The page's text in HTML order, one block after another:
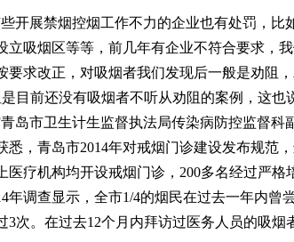
展禁烟控烟工作不力的企业也有处罚，比
立吸烟区等等，前几年有企业不符合要求，
要求改正，对吸烟者我们发现后一般是劝阻
目前还没有吸烟者不听从劝阻的案例，这也
岛市卫生计生监督执法局传染病防控监督科
悉，青岛市2014年对戒烟门诊建设发布规范
医疗机构均开设戒烟门诊，200多名经过严格
年调查显示，全市1/4的烟民在过去一年内曾
3次。在过去12个月内拜访过医务人员的吸烟